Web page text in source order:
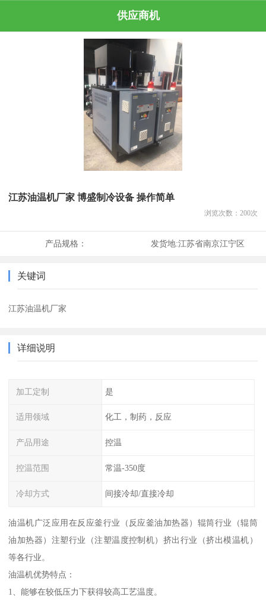
供应商机
江苏油温机厂家 博盛制冷设备 操作简单
浏览次数： 200次
产品规格： 发货地:江苏省南京江宁区
关键词
江苏油温机厂家
详细说明
加工定制 是
适用领域 化工，制药，反应
产品用途 控温
控温范围 常温-350度
冷却方式 间接冷却/直接冷却
油温机广泛应用在反应釜行业（反应釜油加热器）辊筒行业（辊筒
油加热器）注塑行业（注塑温度控制机）挤出行业（挤出模温机）
等各行业。
油温机优势特点：
1、能够在较低压力下获得较高工艺温度。